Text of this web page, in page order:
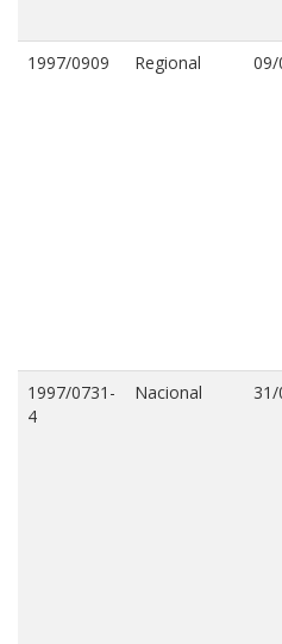
1997/0909 Regional 09/
1997/0731-
4
Nacional